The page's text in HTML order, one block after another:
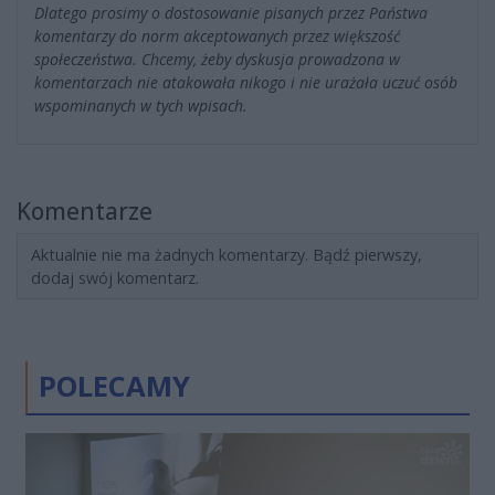
Dlatego prosimy o dostosowanie pisanych przez Państwa
komentarzy do norm akceptowanych przez większość
społeczeństwa. Chcemy, żeby dyskusja prowadzona w
komentarzach nie atakowała nikogo i nie urażała uczuć osób
wspominanych w tych wpisach.
Komentarze
Aktualnie nie ma żadnych komentarzy. Bądź pierwszy,
dodaj swój komentarz.
POLECAMY